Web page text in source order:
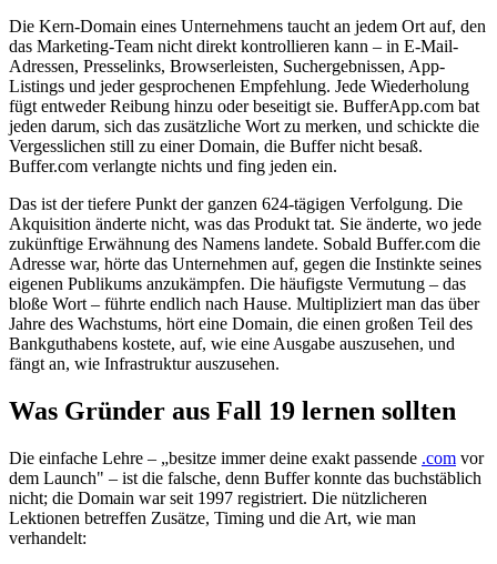
Die Kern-Domain eines Unternehmens taucht an jedem Ort auf, den
das Marketing-Team nicht direkt kontrollieren kann – in E-Mail-
Adressen, Presselinks, Browserleisten, Suchergebnissen, App-
Listings und jeder gesprochenen Empfehlung. Jede Wiederholung
fügt entweder Reibung hinzu oder beseitigt sie. BufferApp.com bat
jeden darum, sich das zusätzliche Wort zu merken, und schickte die
Vergesslichen still zu einer Domain, die Buffer nicht besaß.
Buffer.com verlangte nichts und fing jeden ein.
Das ist der tiefere Punkt der ganzen 624-tägigen Verfolgung. Die
Akquisition änderte nicht, was das Produkt tat. Sie änderte, wo jede
zukünftige Erwähnung des Namens landete. Sobald Buffer.com die
Adresse war, hörte das Unternehmen auf, gegen die Instinkte seines
eigenen Publikums anzukämpfen. Die häufigste Vermutung – das
bloße Wort – führte endlich nach Hause. Multipliziert man das über
Jahre des Wachstums, hört eine Domain, die einen großen Teil des
Bankguthabens kostete, auf, wie eine Ausgabe auszusehen, und
fängt an, wie Infrastruktur auszusehen.
Was Gründer aus Fall 19 lernen sollten
Die einfache Lehre – „besitze immer deine exakt passende .com vor
dem Launch" – ist die falsche, denn Buffer konnte das buchstäblich
nicht; die Domain war seit 1997 registriert. Die nützlicheren
Lektionen betreffen Zusätze, Timing und die Art, wie man
verhandelt: